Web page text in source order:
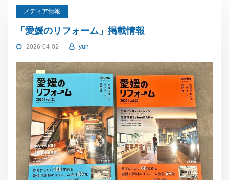
メディア情報
「愛媛のリフォーム」掲載情報
2026-04-02 yuh